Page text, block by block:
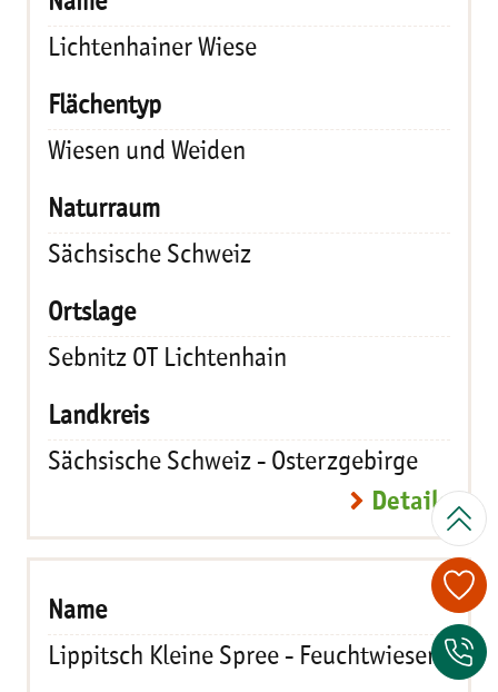
Lichtenhainer Wiese
Wiesen und Weiden
Sächsische Schweiz
Sebnitz OT Lichtenhain
Sächsische Schweiz - Osterzgebirge
Details
Lippitsch Kleine Spree - Feuchtwiesen